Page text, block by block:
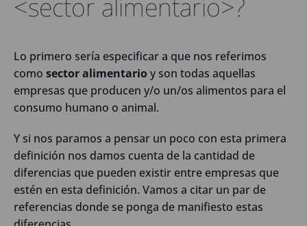
<sector alimentario>?
Lo primero sería especificar a que nos referimos
como sector alimentario y son todas aquellas
empresas que producen y/o un/os alimentos para el
consumo humano o animal.
Y si nos paramos a pensar un poco con esta primera
definición nos damos cuenta de la cantidad de
diferencias que pueden existir entre empresas que
estén en esta definición. Vamos a citar un par de
referencias donde se ponga de manifiesto estas